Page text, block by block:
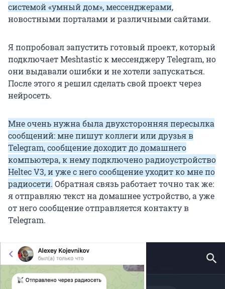
системой «умный дом», мессенджерами,
новостными порталами и различными сайтами.
Я попробовал запустить готовый проект, который
подключает Meshtastic к мессенджеру Telegram, но
они выдавали ошибки и не хотели запускаться.
После этого я решил сделать свой проект через
нейросеть.
Мне очень нужна была двухсторонняя пересылка
сообщений: мне пишут коллеги или друзья в
Telegram, сообщение доходит до домашнего
компьютера, к нему подключено радиоустройство
Heltec V3, и уже с него сообщение уходит ко мне по
радиосети. Обратная связь работает точно так же:
я отправляю текст на домашнее устройство, а уже
от него сообщение отправляется контакту в
Telegram.